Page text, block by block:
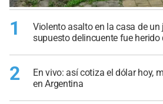
1
Violento asalto en la casa de un
supuesto delincuente fue herido
2
En vivo: así cotiza el dólar hoy,
en Argentina